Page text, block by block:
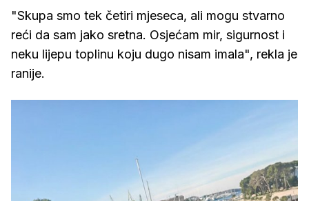
"Skupa smo tek četiri mjeseca, ali mogu stvarno
reći da sam jako sretna. Osjećam mir, sigurnost i
neku lijepu toplinu koju dugo nisam imala", rekla je
ranije.